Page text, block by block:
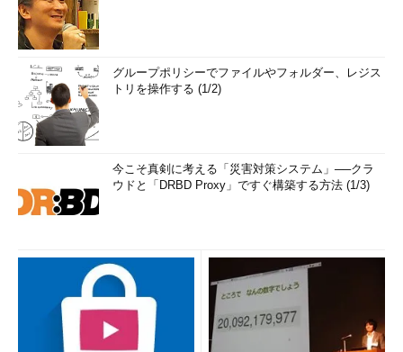
グループポリシーでファイルやフォルダー、レジス
トリを操作する (1/2)
今こそ真剣に考える「災害対策システム」──クラ
ウドと「DRBD Proxy」ですぐ構築する方法 (1/3)